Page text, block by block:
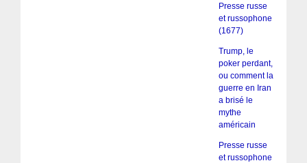
Presse russe
et russophone
(1677)
Trump, le
poker perdant,
ou comment la
guerre en Iran
a brisé le
mythe
américain
Presse russe
et russophone